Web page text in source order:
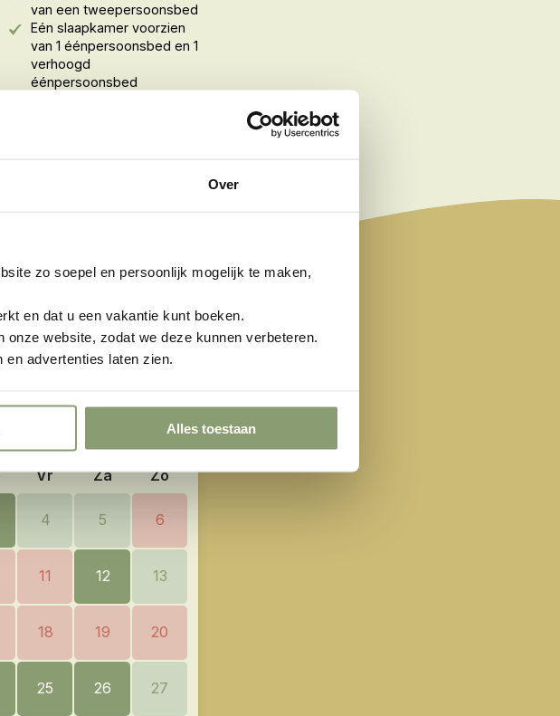
Over
zo soepel en persoonlijk mogelijk te maken,
en dat u een vakantie kunt boeken.
website, zodat we deze kunnen verbeteren.
en advertenties laten zien.
Alles toestaan
van een tweepersoonsbed
Eén slaapkamer voorzien
van 1 éénpersoonsbed en 1
verhoogd
éénpersoonsbed
Vr Za Zo
4 5 6
11 12 13
18 19 20
25 26 27